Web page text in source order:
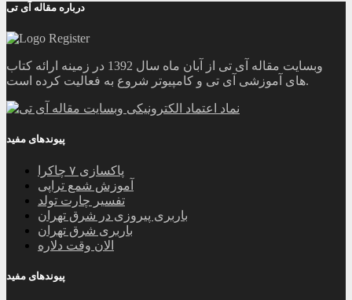
درباره مقاله آی تی
وبسایت مقاله آی تی از آبان ماه سال 1392 در زمینه ارائه کتاب
های آموزشی آی تی و کامپیوتر شروع به فعالیت کرده است.
پیوندهای مفید
پاکسازی ۷ چاکرا
آموزش شمع تراپی
تفسیر چارت تولد
باربری پیروزی در شرق تهران
باربری شرق تهران
الان وقت دلاره
پیوندهای مفید